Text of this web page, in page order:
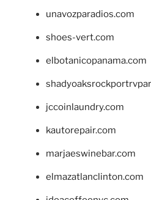
unavozparadios.com
shoes-vert.com
elbotanicopanama.com
jccoinlaundry.com
kautorepair.com
marjaeswinebar.com
elmazatlanclinton.com